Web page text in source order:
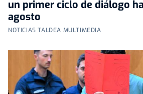
un primer ciclo de diálogo
agosto
NOTICIAS TALDEA MULTIMEDIA